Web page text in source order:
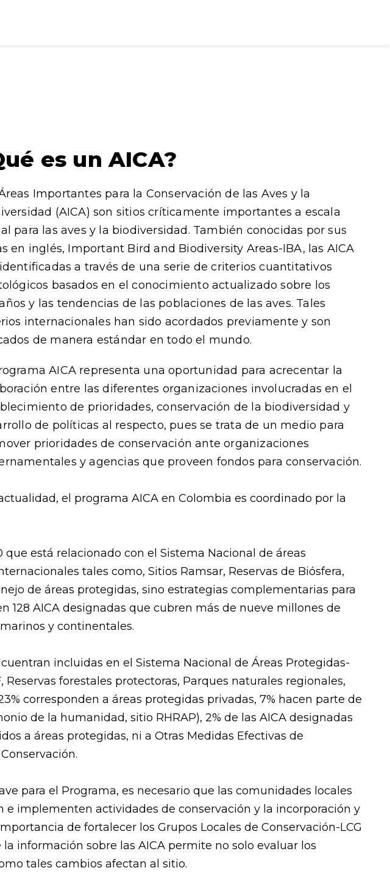
es un AICA?
Importantes para la Conservación de las Aves y la
(AICA) son sitios críticamente importantes a escala
para las aves y la biodiversidad. También conocidas por sus
en inglés, Important Bird and Biodiversity Areas-IBA, las AICA
a través de una serie de criterios cuantitativos
basados en el conocimiento actualizado sobre los
y las tendencias de las poblaciones de las aves. Tales
internacionales han sido acordados previamente y son
de manera estándar en todo el mundo.
AICA representa una oportunidad para acrecentar la
entre las diferentes organizaciones involucradas en el
de prioridades, conservación de la biodiversidad y
de políticas al respecto, pues se trata de un medio para
prioridades de conservación ante organizaciones
y agencias que proveen fondos para conservación.
el programa AICA en Colombia es coordinado por la
está relacionado con el Sistema Nacional de áreas
tales como, Sitios Ramsar, Reservas de Biósfera,
de áreas protegidas, sino estrategias complementarias para
128 AICA designadas que cubren más de nueve millones de
y continentales.
incluidas en el Sistema Nacional de Áreas Protegidas-
Reservas forestales protectoras, Parques naturales regionales,
corresponden a áreas protegidas privadas, 7% hacen parte de
de la humanidad, sitio RHRAP), 2% de las AICA designadas
a áreas protegidas, ni a Otras Medidas Efectivas de
para el Programa, es necesario que las comunidades locales
e implementen actividades de conservación y la incorporación y
de fortalecer los Grupos Locales de Conservación-LCG
información sobre las AICA permite no solo evaluar los
tales cambios afectan al sitio.